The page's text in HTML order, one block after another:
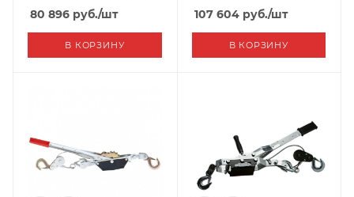
Denzel
80 896 руб./шт
В КОРЗИНУ
107 604руб./шт
В КОРЗИНУ